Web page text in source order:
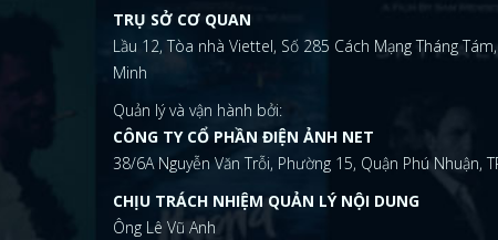
TRỤ SỞ CƠ QUAN
Lầu 12, Tòa nhà Viettel, Số 285 Cách Mạng Tháng
Minh
Quản lý và vận hành bởi:
CÔNG TY CỔ PHẦN ĐIỆN ẢNH NET
38/6A Nguyễn Văn Trỗi, Phường 15, Quận Phú Nhuận,
CHỊU TRÁCH NHIỆM QUẢN LÝ NỘI DUNG
Ông Lê Vũ Anh